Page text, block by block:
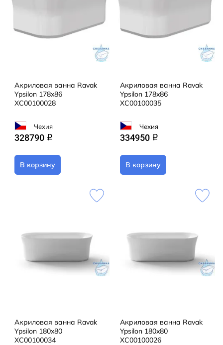
Акриловая ванна Ravak
Ypsilon 178x86
XC00100028
Чехия
328790 q
В корзину
Акриловая ванна Ravak
Ypsilon 178x86
XC00100035
Чехия
334950 q
В корзину
Акриловая ванна Ravak
Ypsilon 180x80
XC00100034
Акриловая ванна Ravak
Ypsilon 180x80
XC00100026